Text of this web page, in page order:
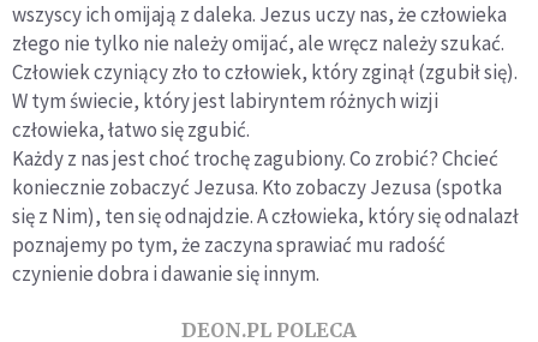
wszyscy ich omijają z daleka. Jezus uczy nas, że człowieka
złego nie tylko nie należy omijać, ale wręcz należy szukać.
Człowiek czyniący zło to człowiek, który zginął (zgubił się).
W tym świecie, który jest labiryntem różnych wizji
człowieka, łatwo się zgubić.
Każdy z nas jest choć trochę zagubiony. Co zrobić? Chcieć
koniecznie zobaczyć Jezusa. Kto zobaczy Jezusa (spotka
się z Nim), ten się odnajdzie. A człowieka, który się odnalazł
poznajemy po tym, że zaczyna sprawiać mu radość
czynienie dobra i dawanie się innym.
DEON.PL POLECA